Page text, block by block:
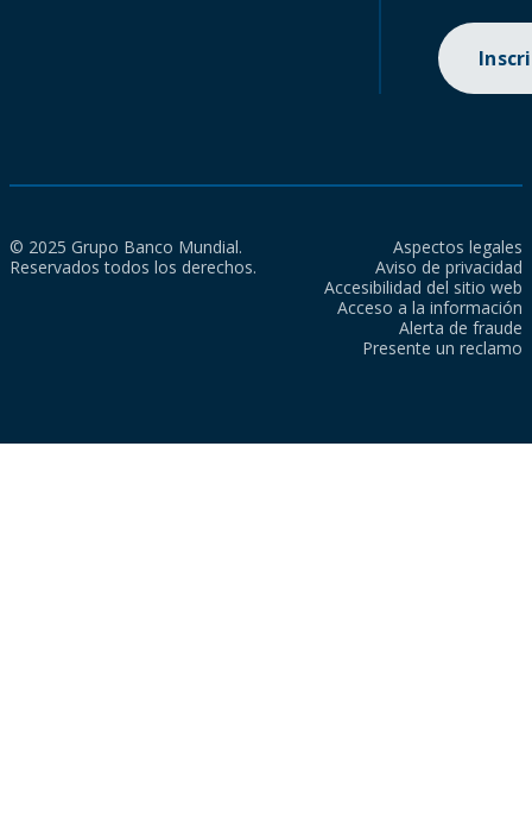
© 2025 Grupo Banco Mundial.
Reservados todos los derechos.
Aspectos legales
Aviso de privacidad
Accesibilidad del sitio web
Acceso a la información
Alerta de fraude
Presente un reclamo